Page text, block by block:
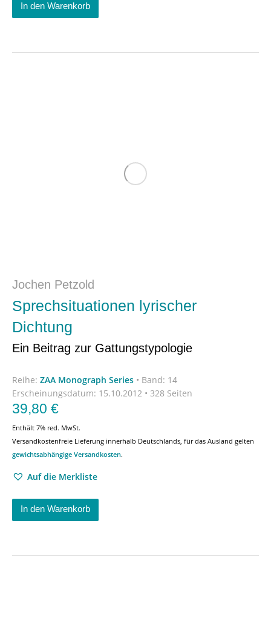
In den Warenkorb
Jochen Petzold
Sprechsituationen lyrischer
Dichtung
Ein Beitrag zur Gattungstypologie
Reihe: ZAA Monograph Series • Band: 14
Erscheinungsdatum: 15.10.2012 • 328 Seiten
39,80 €
Enthält 7% red. MwSt.
Versandkostenfreie Lieferung innerhalb Deutschlands, für das Ausland gelten
gewichtsabhängige Versandkosten.
Auf die Merkliste
In den Warenkorb